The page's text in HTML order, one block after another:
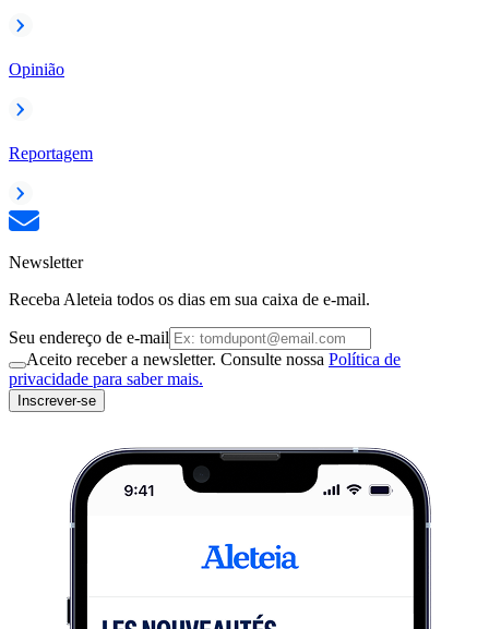
Opinião
Reportagem
Newsletter
Receba Aleteia todos os dias em sua caixa de e-mail.
Seu endereço de e-mail
Aceito receber a newsletter. Consulte nossa Política de
privacidade para saber mais.
Inscrever-se